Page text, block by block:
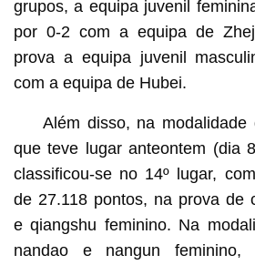
grupos, a equipa juvenil
por 0-2 com a equipa de
prova a equipa juvenil
com a equipa de Hubei.
Além disso, na
que teve lugar anteontem (dia
classificou-se no 14º lugar,
de 27.118 pontos, na prova de
e qiangshu feminino. Na
nandao e nangun feminino,